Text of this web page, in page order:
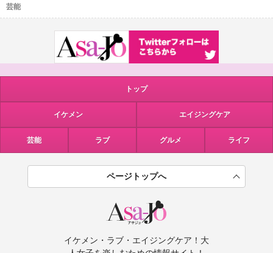
芸能
トップ
イケメン エイジングケア
芸能 ラブ グルメ ライフ
ページトップへ
イケメン・ラブ・エイジングケア！大